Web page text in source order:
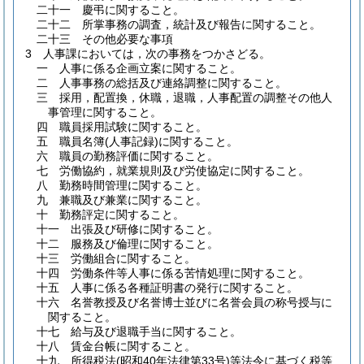
二十一
慶弔に関すること。
二十二
所掌事務の調査，統計及び報告に関すること。
二十三
その他必要な事項
3
人事課においては，次の事務をつかさどる。
一
人事に係る企画立案に関すること。
二
人事事務の総括及び連絡調整に関すること。
三
採用，配置換，休職，退職，人事配置の調整その他人
事管理に関すること。
四
職員採用試験に関すること。
五
職員名簿(人事記録)に関すること。
六
職員の勤務評価に関すること。
七
労働協約，就業規則及び労使協定に関すること。
八
勤務時間管理に関すること。
九
兼職及び兼業に関すること。
十
勤務評定に関すること。
十一
出張及び研修に関すること。
十二
服務及び倫理に関すること。
十三
労働組合に関すること。
十四
労働条件等人事に係る苦情処理に関すること。
十五
人事に係る各種証明書の発行に関すること。
十六
名誉教授及び名誉博士並びに名誉会員の称号授与に
関すること。
十七
給与及び退職手当に関すること。
十八
賃金台帳に関すること。
十九
所得税法(昭和40年法律第33号)等法令に基づく税等